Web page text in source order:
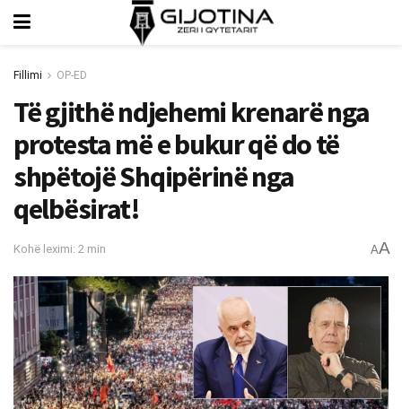
Fillimi OP-ED
Të gjithë ndjehemi krenarë nga
protesta më e bukur që do të
shpëtojë Shqipërinë nga
qelbësirat!
Kohë leximi: 2 min AA